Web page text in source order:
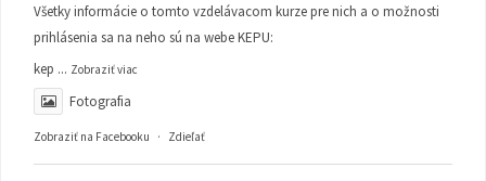
Všetky informácie o tomto vzdelávacom kurze pre nich a o možnosti
prihlásenia sa na neho sú na webe KEPU:
kep ... Zobraziť viac
Fotografia
Zobraziť na Facebooku · Zdieľať